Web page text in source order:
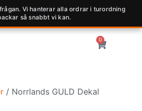
Vi hanterar alla ordrar i turordning
så snabbt vi kan.
0
/ Norrlands GULD Dekal